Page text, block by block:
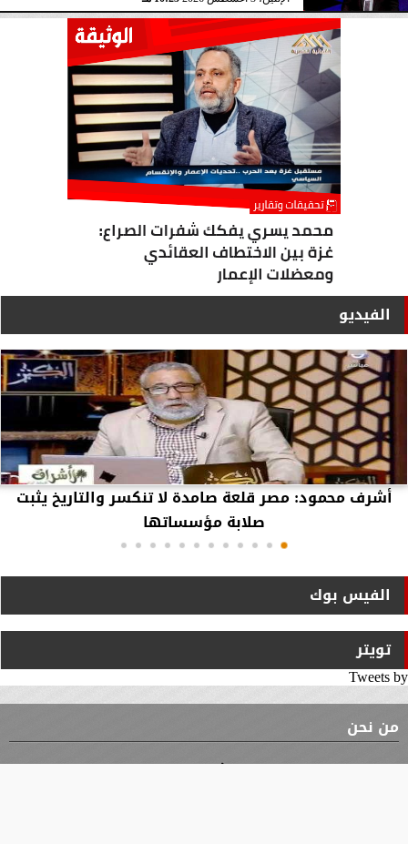
الفيديو
أشرف محمود: مصر قلعة صامدة لا تنكسر والتاريخ يثبت
صلابة مؤسساتها
الفيس بوك
تويتر
Tweets by
من نحن